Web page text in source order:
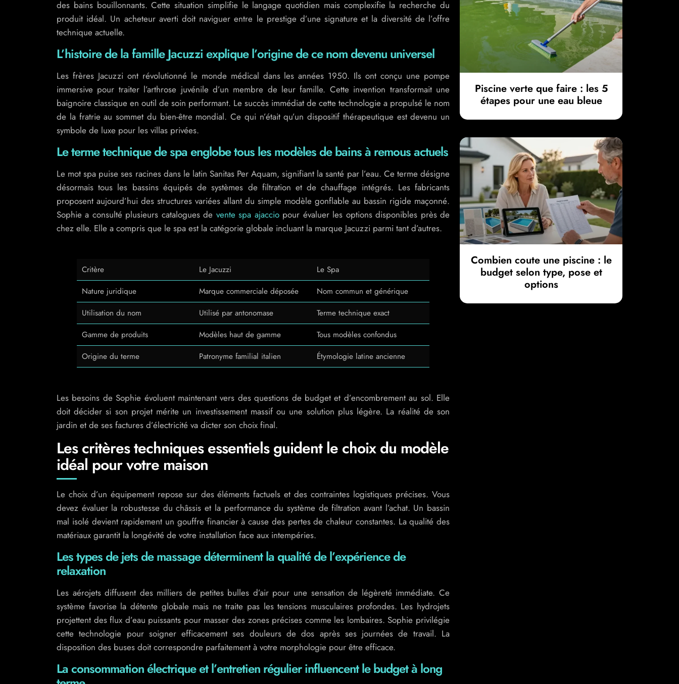
des bains bouillonnants. Cette situation simplifie le langage quotidien mais complexifie la recherche du
produit idéal. Un acheteur averti doit naviguer entre le prestige d’une signature et la diversité de l’offre
technique actuelle.
L’histoire de la famille Jacuzzi explique l’origine de ce nom devenu universel
Les frères Jacuzzi ont révolutionné le monde médical dans les années 1950. Ils ont conçu une pompe
immersive pour traiter l’arthrose juvénile d’un membre de leur famille. Cette invention transformait une
baignoire classique en outil de soin performant. Le succès immédiat de cette technologie a propulsé le nom
de la fratrie au sommet du bien-être mondial. Ce qui n’était qu’un dispositif thérapeutique est devenu un
symbole de luxe pour les villas privées.
Le terme technique de spa englobe tous les modèles de bains à remous actuels
Le mot spa puise ses racines dans le latin Sanitas Per Aquam, signifiant la santé par l’eau. Ce terme désigne
désormais tous les bassins équipés de systèmes de filtration et de chauffage intégrés. Les fabricants
proposent aujourd’hui des structures variées allant du simple modèle gonflable au bassin rigide maçonné.
Sophie a consulté plusieurs catalogues de vente spa ajacciopour évaluer les options disponibles près de
chez elle. Elle a compris que le spa est la catégorie globale incluant la marque Jacuzzi parmi tant d’autres.
Critère Le Jacuzzi
Le Spa
Nature juridique
Marque commerciale déposée
Nom commun et générique
Utilisation du nom
Utilisé par antonomase
Terme technique exact
Gamme de produits
Modèles haut de gamme
Tous modèles confondus
Origine du terme
Patronyme familial italien Étymologie latine ancienne
Les besoins de Sophie évoluent maintenant vers des questions de budget et d’encombrement au sol. Elle
doit décider si son projet mérite un investissement massif ou une solution plus légère. La réalité de son
jardin et de ses factures d’électricité va dicter son choix final.
Les critères techniques essentiels guident le choix du modèle
idéal pour votre maison
Le choix d’un équipement repose sur des éléments factuels et des contraintes logistiques précises. Vous
devez évaluer la robustesse du châssis et la performance du système de filtration avant l’achat. Un bassin
mal isolé devient rapidement un gouffre financier à cause des pertes de chaleur constantes. La qualité des
matériaux garantit la longévité de votre installation face aux intempéries.
Les types de jets de massage déterminent la qualité de l’expérience de
relaxation
Les aérojets diffusent des milliers de petites bulles d’air pour une sensation de légèreté immédiate. Ce
système favorise la détente globale mais ne traite pas les tensions musculaires profondes. Les hydrojets
projettent des flux d’eau puissants pour masser des zones précises comme les lombaires. Sophie privilégie
cette technologie pour soigner efficacement ses douleurs de dos après ses journées de travail. La
disposition des buses doit correspondre parfaitement à votre morphologie pour être efficace.
La consommation électrique et l’entretien régulier influencent le budget à long
Piscine verte que faire : les 5
étapes pour une eau bleue
Combien coute une piscine : le
budget selon type, pose et
options